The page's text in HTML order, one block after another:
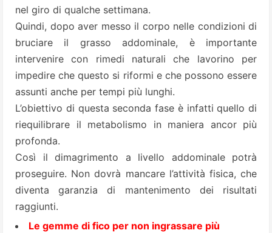
nel giro di qualche settimana.
Quindi, dopo aver messo il corpo nelle condizioni di
bruciare il grasso addominale, è importante
intervenire con rimedi naturali che lavorino per
impedire che questo si riformi e che possono essere
assunti anche per tempi più lunghi.
L’obiettivo di questa seconda fase è infatti quello di
riequilibrare il metabolismo in maniera ancor più
profonda.
Così il dimagrimento a livello addominale potrà
proseguire. Non dovrà mancare l’attività fisica, che
diventa garanzia di mantenimento dei risultati
raggiunti.
Le gemme di fico per non ingrassare più